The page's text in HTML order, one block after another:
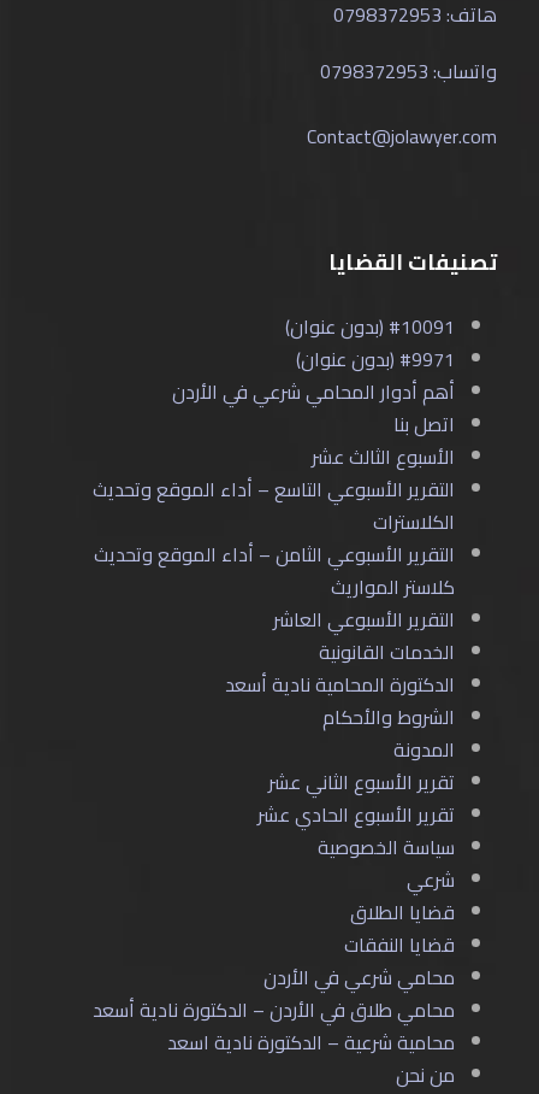
هاتف: 0798372953
واتساب: 0798372953
Contact@jolawyer.com
تصنيفات القضايا
#10091 (بدون عنوان)
#9971 (بدون عنوان)
أهم أدوار المحامي شرعي في الأردن
اتصل بنا
الأسبوع الثالث عشر
التقرير الأسبوعي التاسع – أداء الموقع وتحديث
الكلاسترات
التقرير الأسبوعي الثامن – أداء الموقع وتحديث
كلاستر المواريث
التقرير الأسبوعي العاشر
الخدمات القانونية
الدكتورة المحامية نادية أسعد
الشروط والأحكام
المدونة
تقرير الأسبوع الثاني عشر
تقرير الأسبوع الحادي عشر
سياسة الخصوصية
شرعي
قضايا الطلاق
قضايا النفقات
محامي شرعي في الأردن
محامي طلاق في الأردن – الدكتورة نادية أسعد
محامية شرعية – الدكتورة نادية اسعد
من نحن